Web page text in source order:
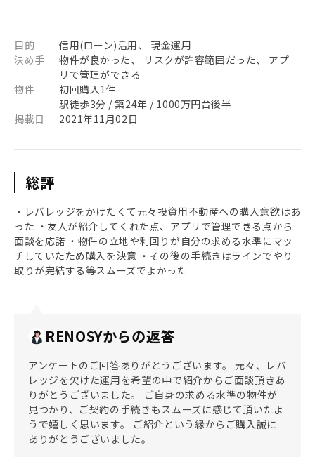
目的
信用(ローン)活用、 現金運用
決め手
物件が良かった、 リスクが許容範囲だった、 アプ
リで管理ができる
物件
初回購入1件
駅徒歩3分 / 築24年 / 1000万円台後半
掲載日
2021年11月02日
総評
・レバレッジをかけたくて元々投資用不動産への購入意欲はあ
った ・友人が紹介してくれた点、アプリで管理できる点から
面談を応諾 ・物件の立地や利回りが自分の求める水準にマッ
チしていたため購入を決意 ・その後の手続きはラインでやり
取りが完結する等スムーズでよかった
RENOSYからの返答
アンケートのご回答ありがとうございます。 元々、レバ
レッジを欠けた運用を希望の中で紹介からご面談頂きあ
りがとうございました。 ご自身の求める水準の物件が
見つかり、ご契約の手続きもスムーズに感じて頂いたよ
うで嬉しく思います。 ご紹介という縁からご購入誠に
ありがとうございました。